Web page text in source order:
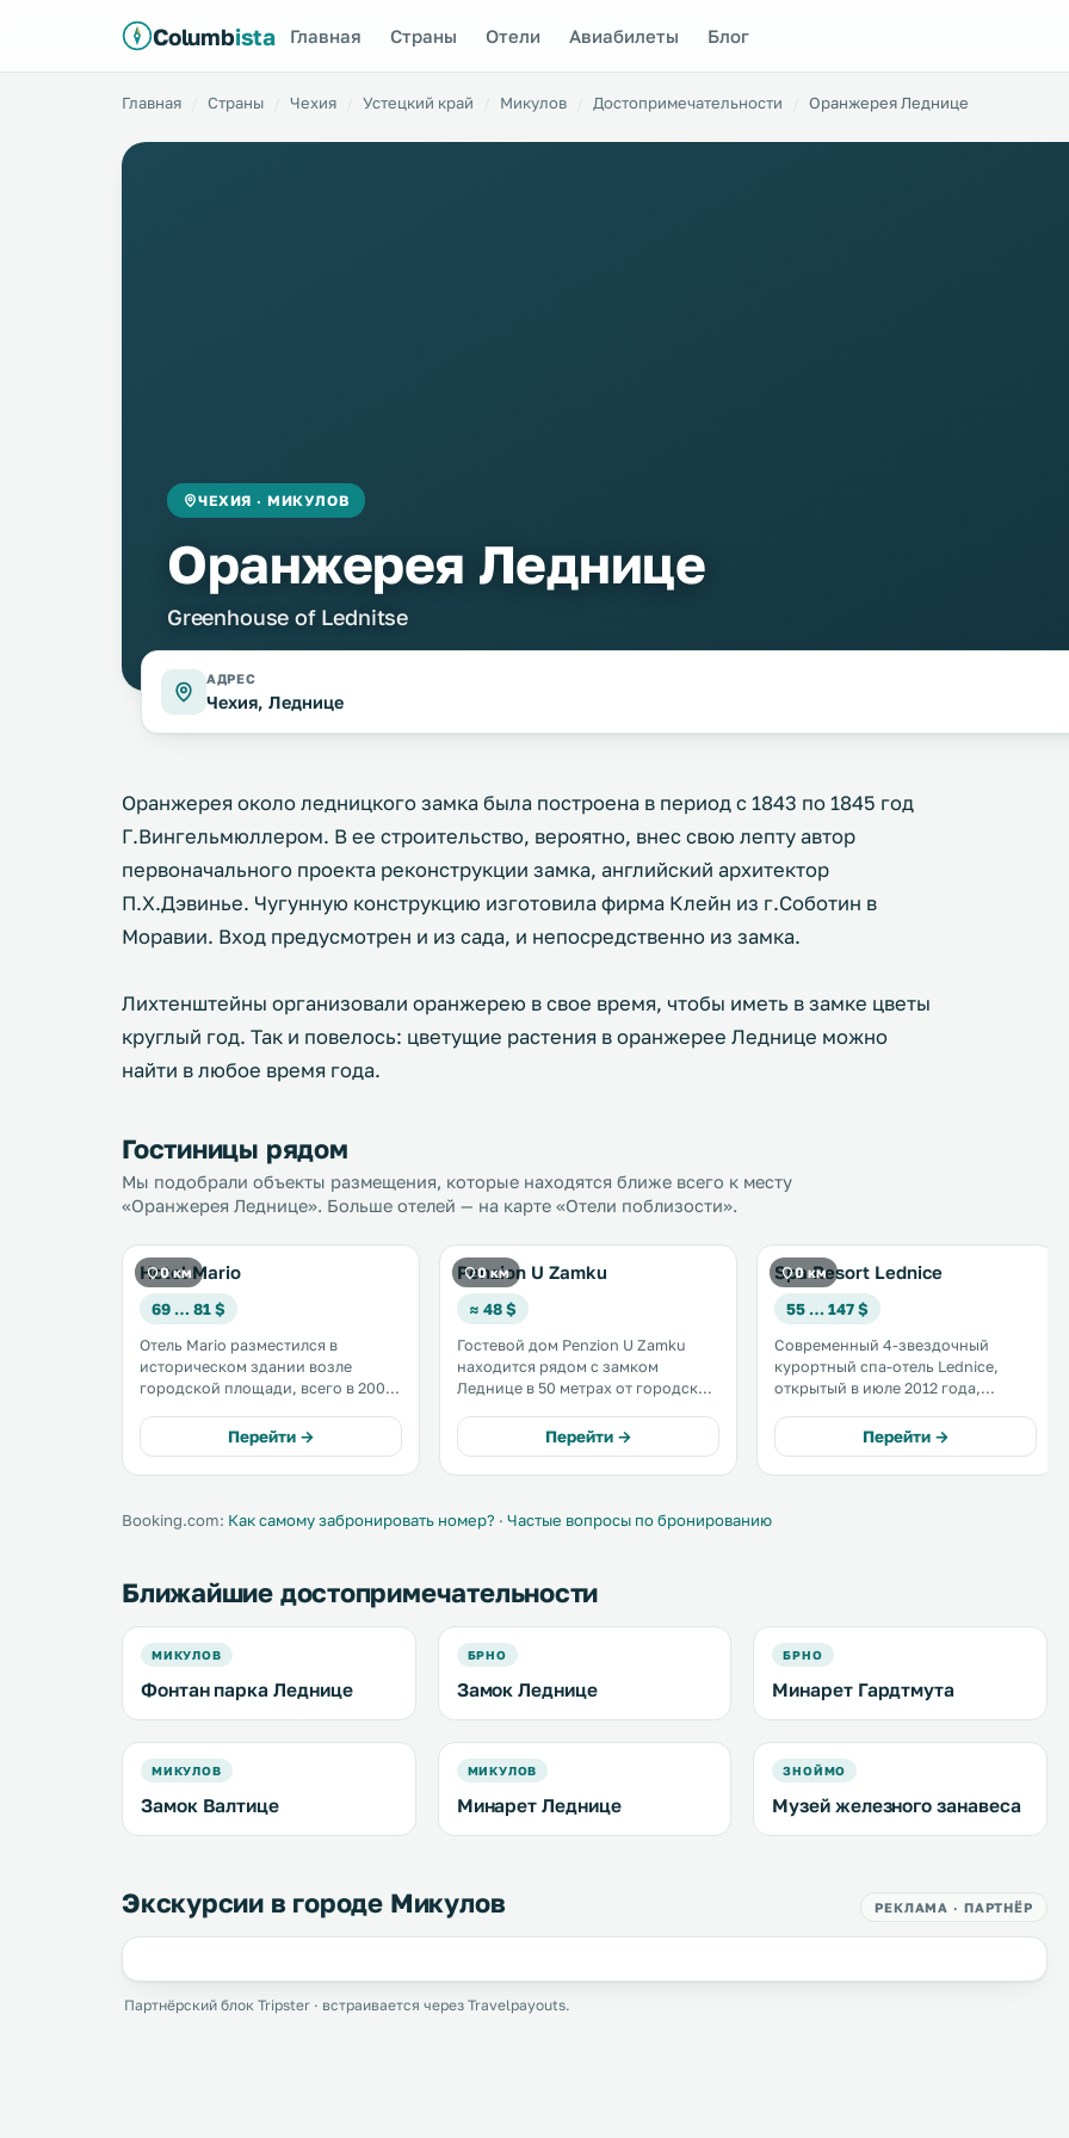
Columbista Главная Страны Отели Авиабилеты Блог
Главная Страны Чехия Устецкий край Микулов Достопримечательности Оранжерея Леднице
ЧЕХИЯ · МИКУЛОВ
Оранжерея Леднице
Greenhouse of Lednitse
АДРЕС
Чехия, Леднице
Оранжерея около ледницкого замка была построена в период с 1843 по 1845 год
Г.Вингельмюллером. В ее строительство, вероятно, внес свою лепту автор
первоначального проекта реконструкции замка, английский архитектор
П.Х.Дэвинье. Чугунную конструкцию изготовила фирма Клейн из г.Соботин в
Моравии. Вход предусмотрен и из сада, и непосредственно из замка.
Лихтенштейны организовали оранжерею в свое время, чтобы иметь в замке цветы
круглый год. Так и повелось: цветущие растения в оранжерее Леднице можно
найти в любое время года.
Гостиницы рядом
Мы подобрали объекты размещения, которые находятся ближе всего к месту
«Оранжерея Леднице». Больше отелей — на карте «Отели поблизости».
0 км
Hotel Mario
69 … 81 $
Отель Mario разместился в
историческом здании возле
городской площади, всего в 200
Всемирного наследия ЮНЕСКО,
прямо у входа сад при замке. .
Перейти →
0 км
Penzion U Zamku
≈ 48 $
Гостевой дом Penzion U Zamku
находится рядом с замком
Леднице в 50 метрах от городской
номера с кондиционером и
бесплатный Wi-Fi. В здании отеля
работает продуктовый магазин. .
Перейти →
0 км
Spa Resort Lednice
55 … 147 $
Современный 4-звездочный
курортный спа-отель Lednice,
открытый в июле 2012 года,
Ледницко-Валтицкого комплекса,
внесенного в список объектов
Всемирного наследия ЮНЕСКО,
Перейти →
Booking.com: Как самому забронировать номер? · Частые вопросы по бронированию
Ближайшие достопримечательности
МИКУЛОВ
Фонтан парка Леднице
БРНО
Замок Леднице
БРНО
Минарет Гардтмута
МИКУЛОВ
Замок Валтице
МИКУЛОВ
Минарет Леднице
ЗНОЙМО
Музей железного занавеса
Экскурсии в городе Микулов РЕКЛАМА · ПАРТНЁР
Партнёрский блок Tripster · встраивается через Travelpayouts.